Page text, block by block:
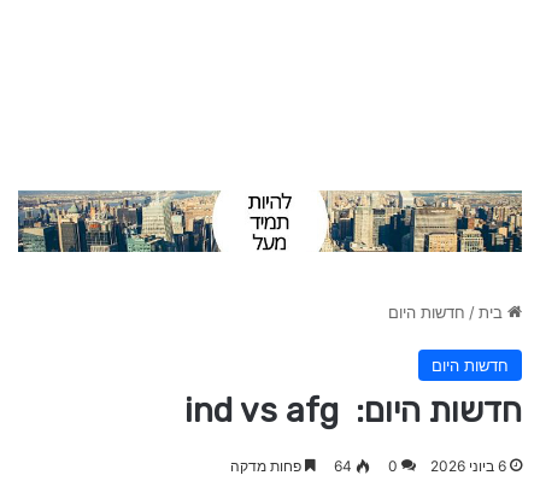
בית/ חדשות היום
חדשות היום
חדשות היום: ind vs afg
6 ביוני 2026 0
64 פחות מדקה